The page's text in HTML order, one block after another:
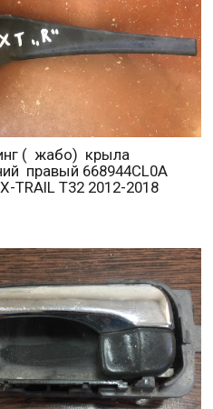
( жабо) крыла
правый 668944CL0A
TRAIL T32 2012-2018